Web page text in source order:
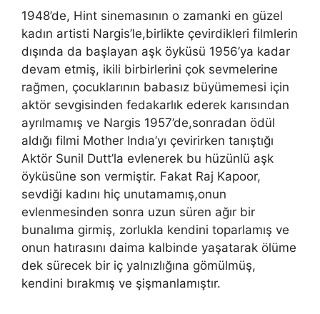
1948’de, Hint sinemasının o zamanki en güzel
kadın artisti Nargis’le,birlikte çevirdikleri filmlerin
dışında da başlayan aşk öyküsü 1956’ya kadar
devam etmiş, ikili birbirlerini çok sevmelerine
rağmen, çocuklarının babasız büyümemesi için
aktör sevgisinden fedakarlık ederek karısından
ayrılmamış ve Nargis 1957’de,sonradan ödül
aldığı filmi Mother Indıa’yı çevirirken tanıştığı
Aktör Sunil Dutt’la evlenerek bu hüzünlü aşk
öyküsüne son vermiştir. Fakat Raj Kapoor,
sevdiği kadını hiç unutamamış,onun
evlenmesinden sonra uzun süren ağır bir
bunalıma girmiş, zorlukla kendini toparlamış ve
onun hatırasını daima kalbinde yaşatarak ölüme
dek sürecek bir iç yalnızlığına gömülmüş,
kendini bırakmış ve şişmanlamıştır.